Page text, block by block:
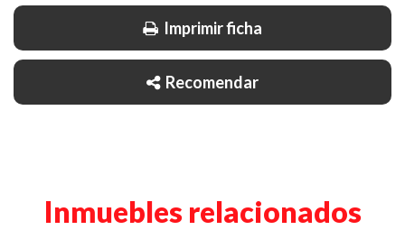
Imprimir ficha
Recomendar
Inmuebles relacionados